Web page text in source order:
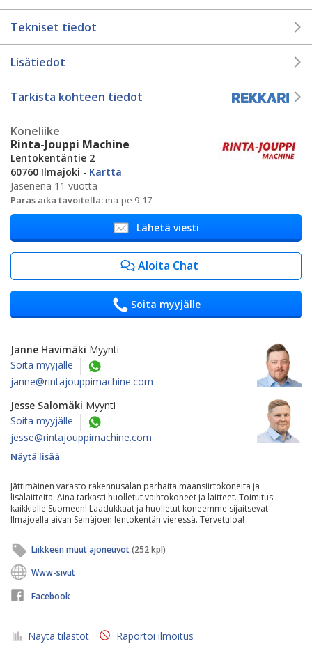
Tekniset tiedot
Lisätiedot
Tarkista kohteen tiedot
Koneliike
Rinta-Jouppi Machine
Lentokentäntie 2
60760 Ilmajoki - Kartta
Jäsenenä 11 vuotta
Paras aika tavoitella: ma-pe 9-17
Lähetä viesti
Aloita Chat
Soita myyjälle
Janne Havimäki Myynti
Soita myyjälle
janne@rintajouppimachine.com
Jesse Salomäki Myynti
Soita myyjälle
jesse@rintajouppimachine.com
Näytä lisää
Jättimäinen varasto rakennusalan parhaita maansiirtokoneita ja
lisälaitteita. Aina tarkasti huolletut vaihtokoneet ja laitteet. Toimitus
kaikkialle Suomeen! Laadukkaat ja huolletut koneemme sijaitsevat
Ilmajoella aivan Seinäjoen lentokentän vieressä. Tervetuloa!
Liikkeen muut ajoneuvot(252 kpl)
Www-sivut
Facebook
Näytä tilastot Raportoi ilmoitus